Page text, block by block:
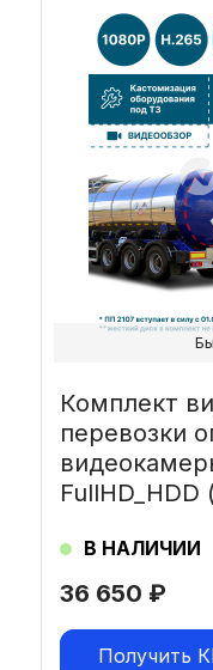
36 650 ₽
Комплект
перевозки
FullHD_HDD
В НАЛИЧИИ
Получить